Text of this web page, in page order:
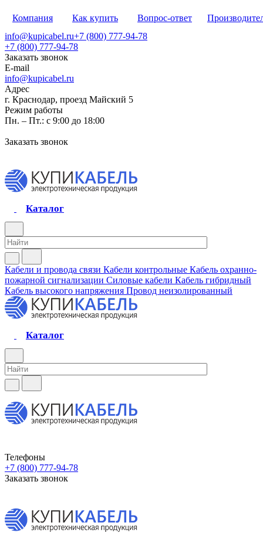
Компания Как купить Вопрос-ответ
info@kupicabel.ru+7 (800) 777-94-78
+7 (800) 777-94-78
Заказать звонок
E-mail
info@kupicabel.ru
Адрес
г. Краснодар, проезд Майский 5
Режим работы
Пн. – Пт.: с 9:00 до 18:00
Заказать звонок
Каталог
Кабели и провода связи Кабели контрольные Кабель охранно-
пожарной сигнализации Силовые кабели Кабель гибридный
Кабель высокого напряжения Провод неизолированный
Каталог
Телефоны
+7 (800) 777-94-78
Заказать звонок